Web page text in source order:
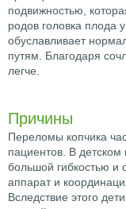
подвижностью,
родов головка плода
обуславливает
путям. Благодаря
легче.
Причины
Переломы копчика
пациентов. В детском
большой гибкостью и
аппарат и
Вследствие этого